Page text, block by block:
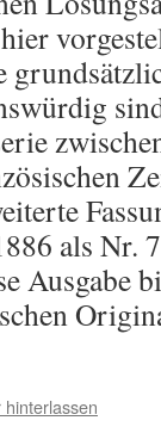
als Nr.
Ausgabe